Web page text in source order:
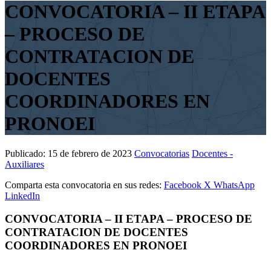
CONVOCATORIA – II ETAPA
– PROCESO DE
CONTRATACION DE
DOCENTES
COORDINADORES EN
PRONOEI
Publicado: 15 de febrero de 2023 Convocatorias Docentes -
Auxiliares
Comparta esta convocatoria en sus redes: Facebook X WhatsApp
LinkedIn
CONVOCATORIA – II ETAPA – PROCESO DE
CONTRATACION DE DOCENTES
COORDINADORES EN PRONOEI